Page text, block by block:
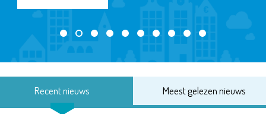
Recent nieuws Meest gelezen nieuws